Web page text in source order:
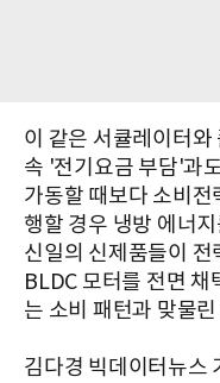
이 같은 서큘레이터
속 '전기요금 부담'과
가동할 때보다 소비
행할 경우 냉방 에너
신일의 신제품들이 전
BLDC 모터를 전면 채
는 소비 패턴과 맞물
김다경 빅데이터뉴